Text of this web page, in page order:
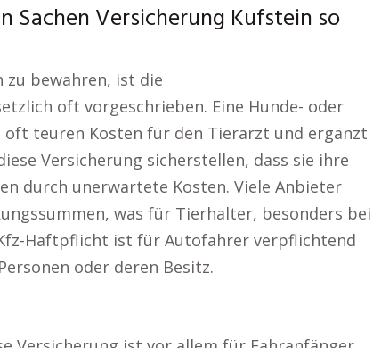
Sachen Versicherung Kufstein so
bewahren, ist die
oft vorgeschrieben. Eine Hunde- oder
oft teuren Kosten für den Tierarzt und ergänzt
Versicherung sicherstellen, dass sie ihre
durch unerwartete Kosten. Viele Anbieter
was für Tierhalter, besonders bei
Haftpflicht ist für Autofahrer verpflichtend
oder deren Besitz.